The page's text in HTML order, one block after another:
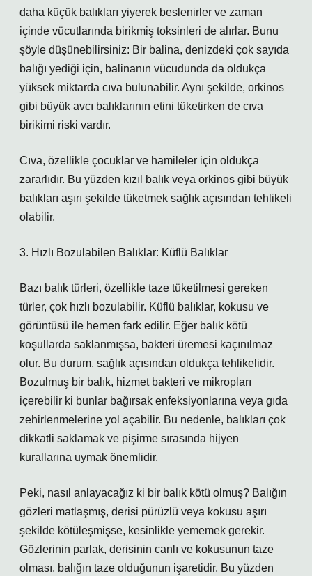
daha küçük balıkları yiyerek beslenirler ve zaman
içinde vücutlarında birikmiş toksinleri de alırlar. Bunu
şöyle düşünebilirsiniz: Bir balina, denizdeki çok sayıda
balığı yediği için, balinanın vücudunda da oldukça
yüksek miktarda cıva bulunabilir. Aynı şekilde, orkinos
gibi büyük avcı balıklarının etini tüketirken de cıva
birikimi riski vardır.
Cıva, özellikle çocuklar ve hamileler için oldukça
zararlıdır. Bu yüzden kızıl balık veya orkinos gibi büyük
balıkları aşırı şekilde tüketmek sağlık açısından tehlikeli
olabilir.
3. Hızlı Bozulabilen Balıklar: Küflü Balıklar
Bazı balık türleri, özellikle taze tüketilmesi gereken
türler, çok hızlı bozulabilir. Küflü balıklar, kokusu ve
görüntüsü ile hemen fark edilir. Eğer balık kötü
koşullarda saklanmışsa, bakteri üremesi kaçınılmaz
olur. Bu durum, sağlık açısından oldukça tehlikelidir.
Bozulmuş bir balık, hizmet bakteri ve mikropları
içerebilir ki bunlar bağırsak enfeksiyonlarına veya gıda
zehirlenmelerine yol açabilir. Bu nedenle, balıkları çok
dikkatli saklamak ve pişirme sırasında hijyen
kurallarına uymak önemlidir.
Peki, nasıl anlayacağız ki bir balık kötü olmuş? Balığın
gözleri matlaşmış, derisi pürüzlü veya kokusu aşırı
şekilde kötüleşmişse, kesinlikle yememek gerekir.
Gözlerinin parlak, derisinin canlı ve kokusunun taze
olması, balığın taze olduğunun işaretidir. Bu yüzden